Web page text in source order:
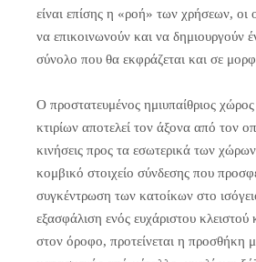
είναι επίσης η «ροή» των χρήσεων, οι
να επικοινωνούν και να δημιουργούν
σύνολο που θα εκφράζεται και σε
Ο προστατευμένος ημιυπαίθριος
κτιρίων αποτελεί τον άξονα από τον
κινήσεις προς τα εσωτερικά των
κομβικό στοιχείο σύνδεσης που
συγκέντρωση των κατοίκων στο
εξασφάλιση ενός ευχάριστου
στον όροφο, προτείνεται η προσθήκη